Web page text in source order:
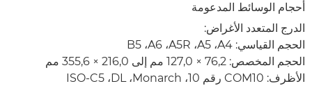
أحجام الوسائط المدعومة
الدرج المتعدد الأغراض:
الحجم القياسي: A4‏، A5‏، A5R‏، A6‏، B5
الحجم المخصص: 76,2 × 127,0 مم إلى 216,0 × 355,6 مم
الأظرف: COM10 رقم 10، Monarch،‏ DL،‏ ISO-C5